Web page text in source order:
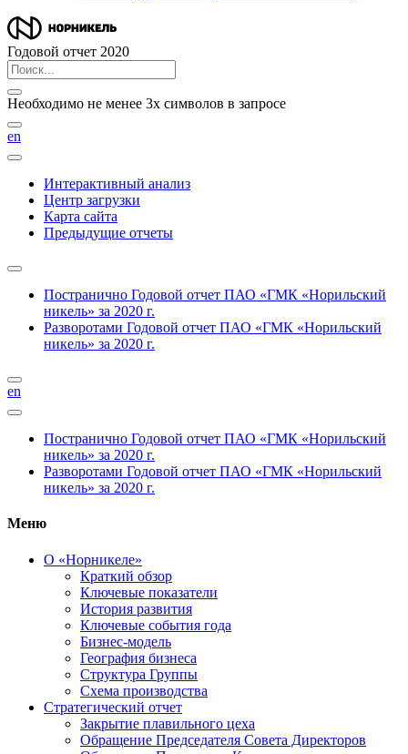
Годовой отчет 2020
Необходимо не менее 3х символов в запросе
en
Интерактивный анализ
Центр загрузки
Карта сайта
Предыдущие отчеты
Постранично Годовой отчет ПАО «ГМК «Норильский
никель» за 2020 г.
Разворотами Годовой отчет ПАО «ГМК «Норильский
никель» за 2020 г.
en
Постранично Годовой отчет ПАО «ГМК «Норильский
никель» за 2020 г.
Разворотами Годовой отчет ПАО «ГМК «Норильский
никель» за 2020 г.
Меню
О «Норникеле»
Краткий обзор
Ключевые показатели
История развития
Ключевые события года
Бизнес-модель
География бизнеса
Структура Группы
Схема производства
Стратегический отчет
Закрытие плавильного цеха
Обращение Председателя Совета Директоров